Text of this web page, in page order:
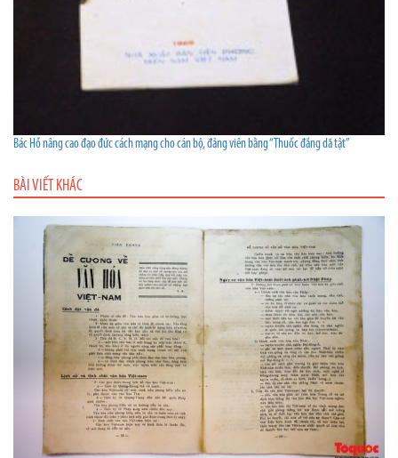
Bác Hồ nâng cao đạo đức cách mạng cho cán bộ, đảng viên bằng “Thuốc đắng dã tật”
BÀI VIẾT KHÁC